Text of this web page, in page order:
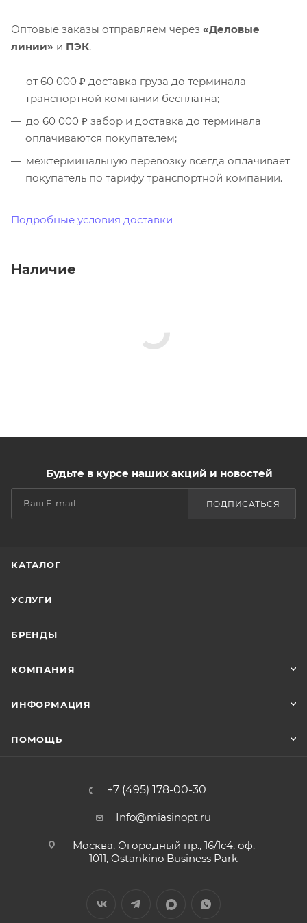
Оптовые заказы отправляем через «Деловые
линии» и ПЭК.
от 60 000 ₽ доставка груза до терминала
транспортной компании бесплатна;
до 60 000 ₽ забор и доставка до терминала
оплачиваются покупателем;
межтерминальную перевозку всегда оплачивает
покупатель по тарифу транспортной компании.
Подробные условия доставки
Наличие
Будьте в курсе наших акций и новостей
ПОДПИСАТЬСЯ
КАТАЛОГ
УСЛУГИ
БРЕНДЫ
КОМПАНИЯ
ИНФОРМАЦИЯ
ПОМОЩЬ
+7 (495) 178-00-30
Info@miasinopt.ru
Москва, Огородный пр., 16/1с4, оф.
1011, Ostankino Business Park